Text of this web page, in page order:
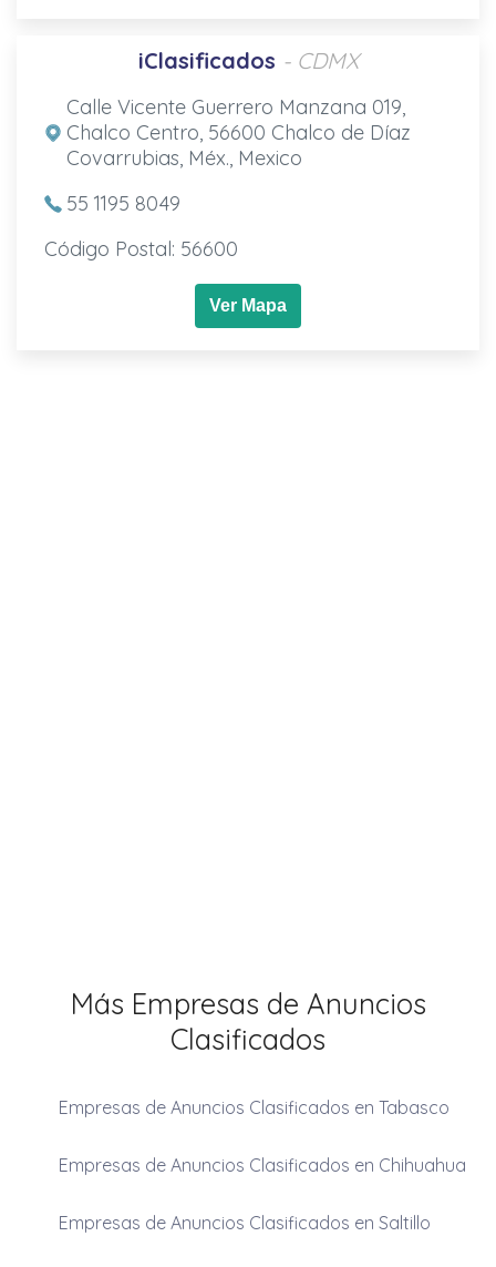
iClasificados - CDMX
Calle Vicente Guerrero Manzana 019,
Chalco Centro, 56600 Chalco de Díaz
Covarrubias, Méx., Mexico
55 1195 8049
Código Postal: 56600
Ver Mapa
Más Empresas de Anuncios
Clasificados
Empresas de Anuncios Clasificados en Tabasco
Empresas de Anuncios Clasificados en Chihuahua
Empresas de Anuncios Clasificados en Saltillo